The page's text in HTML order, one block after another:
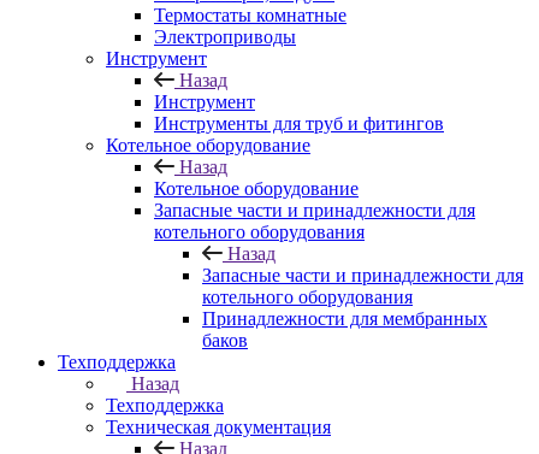
Термостаты комнатные
Электроприводы
Инструмент
Назад
Инструмент
Инструменты для труб и фитингов
Котельное оборудование
Назад
Котельное оборудование
Запасные части и принадлежности для
котельного оборудования
Назад
Запасные части и принадлежности для
котельного оборудования
Принадлежности для мембранных
баков
Техподдержка
Назад
Техподдержка
Техническая документация
Назад